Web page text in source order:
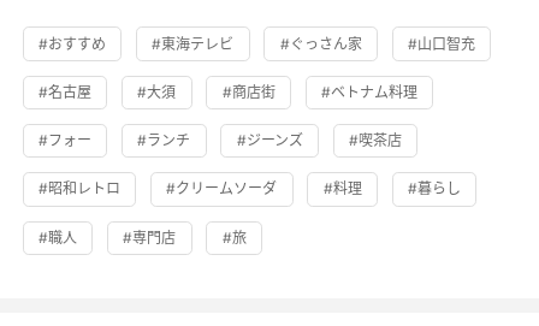
#おすすめ #東海テレビ #ぐっさん家 #山口智充
#名古屋 #大須 #商店街 #ベトナム料理
#フォー #ランチ #ジーンズ #喫茶店
#昭和レトロ #クリームソーダ #料理 #暮らし
#職人 #専門店 #旅